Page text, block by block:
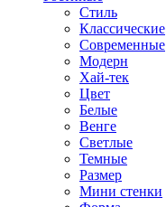
Стиль
Классические
Современные
Модерн
Хай-тек
Цвет
Белые
Венге
Светлые
Темные
Размер
Мини стенки